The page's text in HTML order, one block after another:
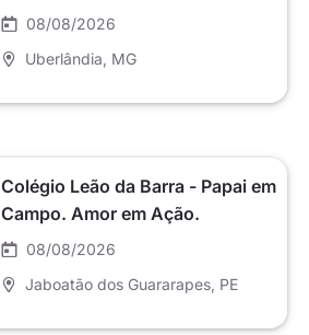
08/08/2026
Uberlândia , MG
Colégio Leão da Barra - Papai em
Campo. Amor em Ação.
08/08/2026
Jaboatão dos Guararapes , PE